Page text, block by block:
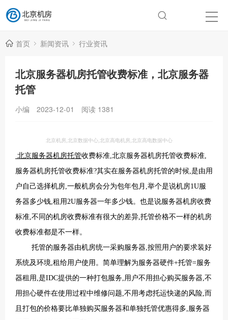
首页 新闻资讯 行业资讯
北京服务器机房托管收费标准，北京服务器
托管
小编 2023-12-01 阅读 1381
北京机房,北京数据中心,北京高电机房,北京高电数据中心
北京服务器机房托管收费标准,北京服务器机房托管收费标准,
服务器机房托管收费标准?其实在服务器机房托管的时候,是由用
户自己选择机房,一般机房会分为包年包月,举个是说机房1U服
务器多少钱,租用2U服务器一年多少钱。也是说服务器机房收费
标准,不同的机房收费标准有很大的差异,托管价格不一样的机房
收费标准都是不一样。
托管的服务器由机房统一采购服务器,按照用户的要求装好
系统及环境,租给用户使用。简单理解为服务器硬件+托管=服务
器租用,是IDC提供的一种打包服务,用户不用担心购买服务器,不
用担心硬件在使用过程中维修问题,不用考虑托运快递的风险,而
且打包的价格要比单独购买服务器和单独托管优惠得多,服务器